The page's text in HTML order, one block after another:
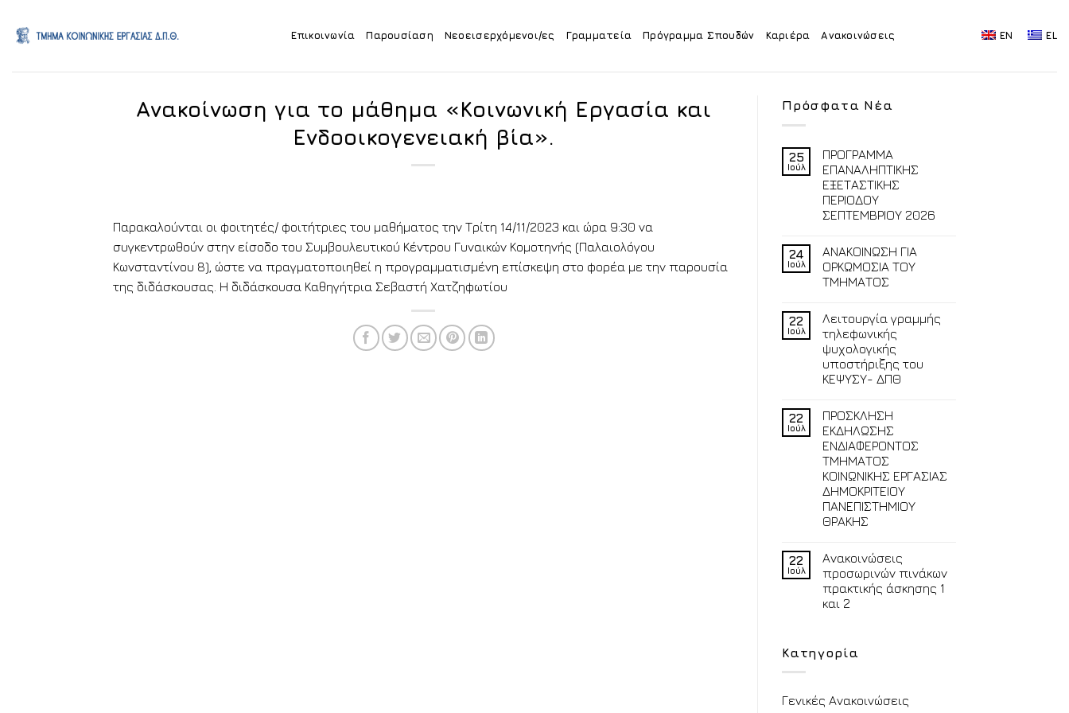
content
Επικοινωνία Παρουσίαση Νεοεισερχόμενοι/ες Γραμματεία Πρόγραμμα Σπουδών Καριέρα Ανακοινώσεις EN EL
Ανακοίνωση για το μάθημα «Κοινωνική Εργασία και
Ενδοοικογενειακή βία».
Παρακαλούνται οι φοιτητές/ φοιτήτριες του μαθήματος την Τρίτη 14/11/2023 και ώρα 9:30 να
συγκεντρωθούν στην είσοδο του Συμβουλευτικού Κέντρου Γυναικών Κομοτηνής (Παλαιολόγου
Κωνσταντίνου 8), ώστε να πραγματοποιηθεί η προγραμματισμένη επίσκεψη στο φορέα με την παρουσία
της διδάσκουσας. Η διδάσκουσα Καθηγήτρια Σεβαστή Χατζηφωτίου
Πρόσφατα Νέα
25
Ιούλ
ΠΡΟΓΡΑΜΜΑ
ΕΠΑΝΑΛΗΠΤΙΚΗΣ
ΕΞΕΤΑΣΤΙΚΗΣ
ΠΕΡΙΟΔΟΥ
ΣΕΠΤΕΜΒΡΙΟΥ 2026
24
Ιούλ
ΑΝΑΚΟΙΝΩΣΗ ΓΙΑ
ΟΡΚΩΜΟΣΙΑ ΤΟΥ
ΤΜΗΜΑΤΟΣ
22
Ιούλ
Λειτουργία γραμμής
τηλεφωνικής
ψυχολογικής
υποστήριξης του
ΚΕΨΥΣΥ- ΔΠΘ
22
Ιούλ
ΠΡΟΣΚΛΗΣΗ
ΕΚΔΗΛΩΣΗΣ
ΕΝΔΙΑΦΕΡΟΝΤΟΣ
ΤΜΗΜΑΤΟΣ
ΚΟΙΝΩΝΙΚΗΣ ΕΡΓΑΣΙΑΣ
ΔΗΜΟΚΡΙΤΕΙΟΥ
ΠΑΝΕΠΙΣΤΗΜΙΟΥ
ΘΡΑΚΗΣ
22
Ιούλ
Ανακοινώσεις
προσωρινών πινάκων
πρακτικής άσκησης 1
και 2
Κατηγορία
Γενικές Ανακοινώσεις